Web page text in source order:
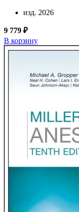
изд. 2026
9 779 ₽
В корзину